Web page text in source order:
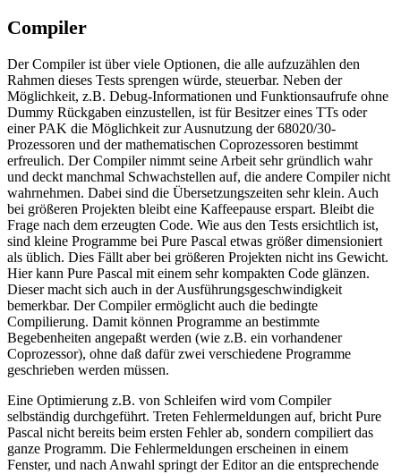
Compiler
Der Compiler ist über viele Optionen, die alle aufzuzählen den
Rahmen dieses Tests sprengen würde, steuerbar. Neben der
Möglichkeit, z.B. Debug-Informationen und Funktionsaufrufe ohne
Dummy Rückgaben einzustellen, ist für Besitzer eines TTs oder
einer PAK die Möglichkeit zur Ausnutzung der 68020/30-
Prozessoren und der mathematischen Coprozessoren bestimmt
erfreulich. Der Compiler nimmt seine Arbeit sehr gründlich wahr
und deckt manchmal Schwachstellen auf, die andere Compiler nicht
wahrnehmen. Dabei sind die Übersetzungszeiten sehr klein. Auch
bei größeren Projekten bleibt eine Kaffeepause erspart. Bleibt die
Frage nach dem erzeugten Code. Wie aus den Tests ersichtlich ist,
sind kleine Programme bei Pure Pascal etwas größer dimensioniert
als üblich. Dies Fällt aber bei größeren Projekten nicht ins Gewicht.
Hier kann Pure Pascal mit einem sehr kompakten Code glänzen.
Dieser macht sich auch in der Ausführungsgeschwindigkeit
bemerkbar. Der Compiler ermöglicht auch die bedingte
Compilierung. Damit können Programme an bestimmte
Begebenheiten angepaßt werden (wie z.B. ein vorhandener
Coprozessor), ohne daß dafür zwei verschiedene Programme
geschrieben werden müssen.
Eine Optimierung z.B. von Schleifen wird vom Compiler
selbständig durchgeführt. Treten Fehlermeldungen auf, bricht Pure
Pascal nicht bereits beim ersten Fehler ab, sondern compiliert das
ganze Programm. Die Fehlermeldungen erscheinen in einem
Fenster, und nach Anwahl springt der Editor an die entsprechende